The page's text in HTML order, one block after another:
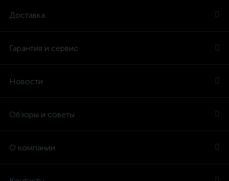
Доставка
Гарантия и сервис
Новости
Обзоры и советы
О компании